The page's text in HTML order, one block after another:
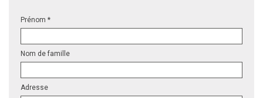
Prénom *
Nom de famille
Adresse